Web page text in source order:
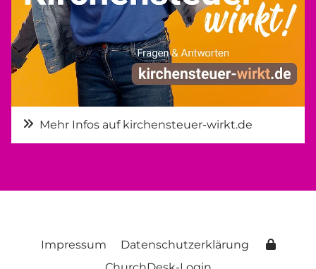
Mehr Infos auf kirchensteuer-wirkt.de
Impressum
Datenschutzerklärung